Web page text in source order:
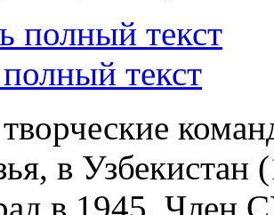
полный текст
текст
в